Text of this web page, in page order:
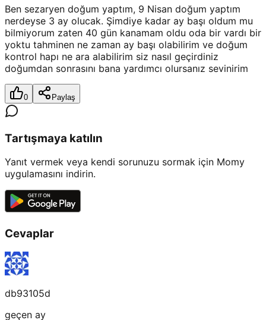
Ben sezaryen doğum yaptım, 9 Nisan doğum yaptım
nerdeyse 3 ay olucak. Şimdiye kadar ay başı oldum mu
bilmiyorum zaten 40 gün kanamam oldu oda bir vardı bir
yoktu tahminen ne zaman ay başı olabilirim ve doğum
kontrol hapı ne ara alabilirim siz nasıl geçirdiniz
doğumdan sonrasını bana yardımcı olursanız sevinirim
0 Paylaş
Tartışmaya katılın
Yanıt vermek veya kendi sorunuzu sormak için Momy
uygulamasını indirin.
Cevaplar
db93105d
geçen ay